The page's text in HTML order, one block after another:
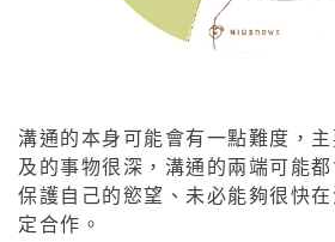
溝通的本身可能會有一點難度，
及的事物很深，溝通的兩端可能
保護自己的慾望、未必能夠很快
定合作。